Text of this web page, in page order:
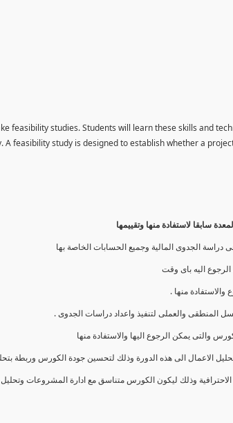
feasibility studies. Students will learn these skills and
feasibility study is designed to establish whether a
سابقا لاستفادة منها وتقييمها
الجدوى المالية وجميع الحسابات الخاصة بها
اليه باى وقت
منها .
المنطقى والعملى لتنفيذ واعداد دراسات الجدوى .
والتى يمكن الرجوع اليها والاستفادة منها
الاعمال الى هذه الدورة وذلك لتحسين جودة الكورس وربطة
وذلك ليكون الكورس متناسق مع ادارة المشروعات وتحليل